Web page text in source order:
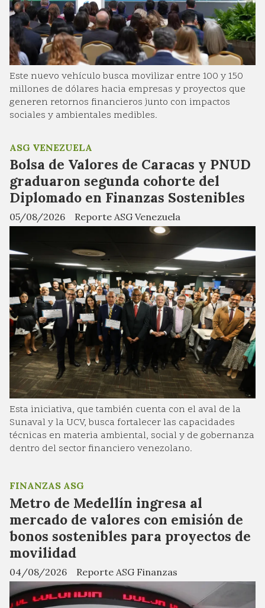
Este nuevo vehículo busca movilizar entre 100 y 150
millones de dólares hacia empresas y proyectos que
generen retornos financieros junto con impactos
sociales y ambientales medibles.
Bolsa de Valores de Caracas y PNUD
graduaron segunda cohorte del
Diplomado en Finanzas Sostenibles
Reporte ASG Venezuela
ASG VENEZUELA
05/08/2026
Esta iniciativa, que también cuenta con el aval de la
Sunaval y la UCV, busca fortalecer las capacidades
técnicas en materia ambiental, social y de gobernanza
dentro del sector financiero venezolano.
Metro de Medellín ingresa al
mercado de valores con emisión de
bonos sostenibles para proyectos de
movilidad
Reporte ASG Finanzas
FINANZAS ASG
04/08/2026